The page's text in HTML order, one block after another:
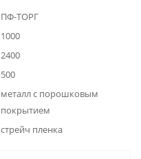
ПФ-ТОРГ
1000
2400
500
металл с порошковым
покрытием
стрейч пленка